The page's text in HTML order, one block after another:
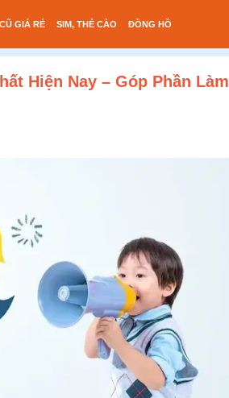
GIÁ RẺ SIM, THẺ CÀO ĐỒNG HỒ
Hiện Nay – Góp Phần Làm